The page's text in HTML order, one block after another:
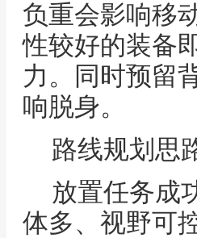
负重会影响移
性较好的装备
力。同时预留
响脱身。
路线规划思
放置任务成
体多、视野可